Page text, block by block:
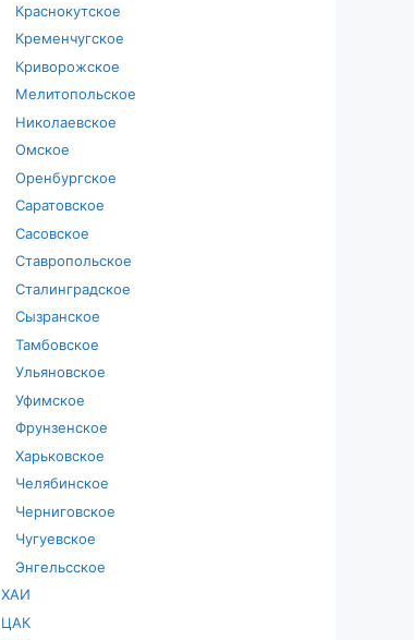
Краснокутское
Кременчугское
Криворожское
Мелитопольское
Николаевское
Омское
Оренбургское
Саратовское
Сасовское
Ставропольское
Сталинградское
Сызранское
Тамбовское
Ульяновское
Уфимское
Фрунзенское
Харьковское
Челябинское
Черниговское
Чугуевское
Энгельсское
ХАИ
ЦАК